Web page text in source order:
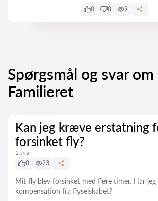
0 0 9
Spørgsmål og svar om
Familieret
Kan jeg kræve erstatning
forsinket fly?
1 svar
0
23
Mit fly blev forsinket med flere timer. Har
kompensation fra flyselskabet?